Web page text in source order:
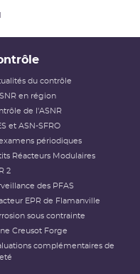
de ces études. Ces
du contrôle
en région
de l'ASNR
et ASN-SFRO
périodiques
Réacteurs Modulaires
2
des PFAS
EPR de Flamanville
sous contrainte
Creusot Forge
complémentaires de